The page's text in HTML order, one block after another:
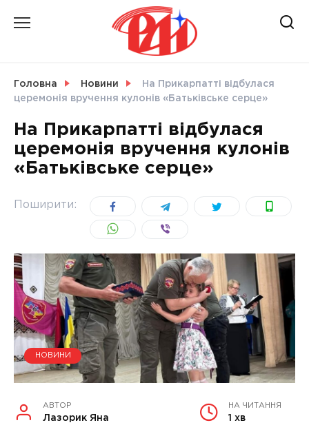
Головна Новини
На Прикарпатті відбулася
церемонія вручення кулонів «Батьківське серце»
На Прикарпатті відбулася
церемонія вручення кулонів
«Батьківське серце»
Поширити:
НОВИНИ
АВТОР
Лазорик Яна
НА ЧИТАННЯ
1 хв